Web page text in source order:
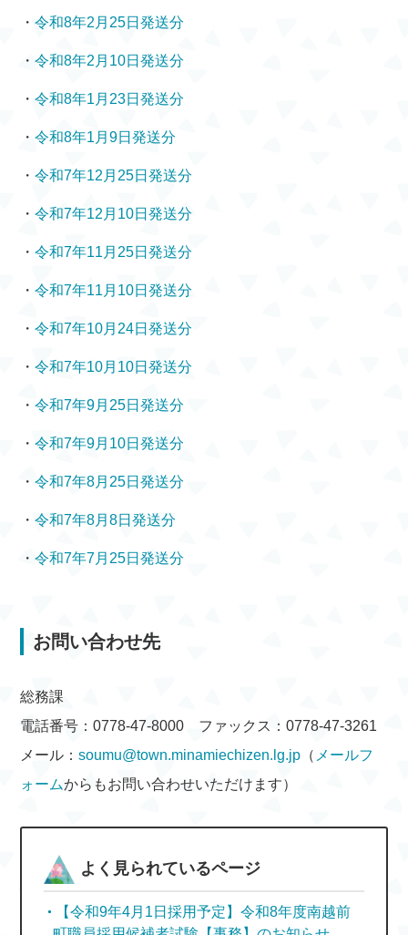
・令和8年2月25日発送分
・令和8年2月10日発送分
・令和8年1月23日発送分
・令和8年1月9日発送分
・令和7年12月25日発送分
・令和7年12月10日発送分
・令和7年11月25日発送分
・令和7年11月10日発送分
・令和7年10月24日発送分
・令和7年10月10日発送分
・令和7年9月25日発送分
・令和7年9月10日発送分
・令和7年8月25日発送分
・令和7年8月8日発送分
・令和7年7月25日発送分
お問い合わせ先
総務課
電話番号：0778-47-8000 ファックス：0778-47-3261
メール：soumu@town.minamiechizen.lg.jp （ メールフ
ォームからもお問い合わせいただけます）
よく見られているページ
【令和9年4月1日採用予定】令和8年度南越前